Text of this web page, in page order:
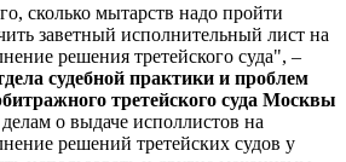
сколько мытарств надо пройти
заветный исполнительный лист на
решения третейского суда", –
судебной практики и проблем
третейского суда Москвы
о выдаче исполлистов на
решений третейских судов у